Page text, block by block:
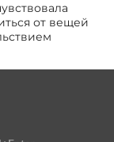
от вещей